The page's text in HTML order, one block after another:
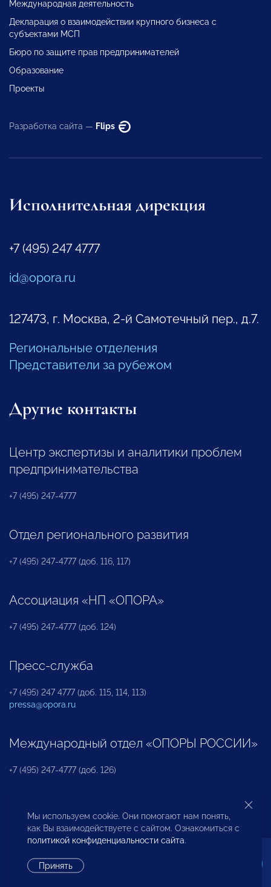
Международная деятельность
Декларация о взаимодействии крупного бизнеса с
субъектами МСП
Бюро по защите прав предпринимателей
Образование
Проекты
Разработка сайта — Flips
Исполнительная дирекция
+7 (495) 247 4777
id@opora.ru
127473, г. Москва, 2-й Самотечный пер., д.7.
Региональные отделения
Представители за рубежом
Другие контакты
Центр экспертизы и аналитики проблем
предпринимательства
+7 (495) 247-4777
Отдел регионального развития
+7 (495) 247-4777 (доб. 116, 117)
Ассоциация «НП «ОПОРА»
+7 (495) 247-4777 (доб. 124)
Пресс-служба
+7 (495) 247 4777 (доб. 115, 114, 113)
pressa@opora.ru
Международный отдел «ОПОРЫ РОССИИ»
+7 (495) 247-4777 (доб. 126)
Бюро по защите прав предпринимателей и
инвесторов
Мы используем cookie. Они помогают нам понять,
как Вы взаимодействуете с сайтом. Ознакомиться с
политикой конфиденциальности сайта.
Принять